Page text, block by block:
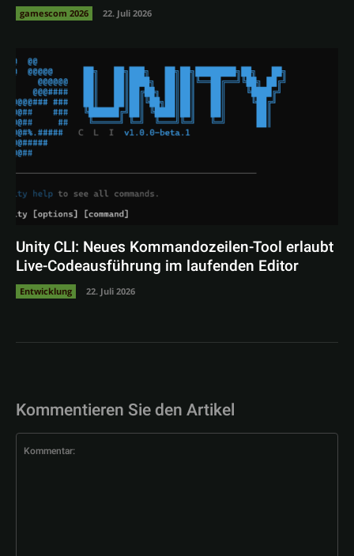
gamescom 2026 22. Juli 2026
Unity CLI: Neues Kommandozeilen-Tool erlaubt
Live-Codeausführung im laufenden Editor
Entwicklung 22. Juli 2026
Kommentieren Sie den Artikel